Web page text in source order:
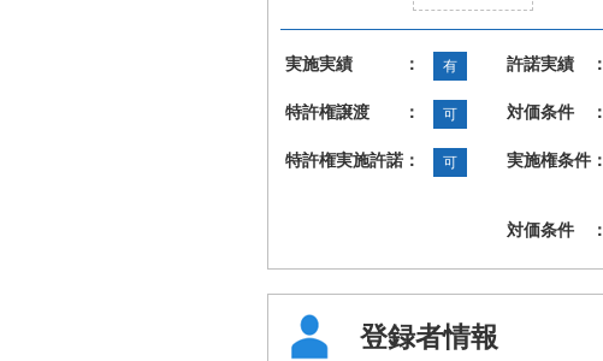
実施実績 ： 有 許諾実績 ：
特許権譲渡 ： 可 対価条件 ：
特許権実施許諾： 可 実施権条件：
対価条件 ：
登録者情報